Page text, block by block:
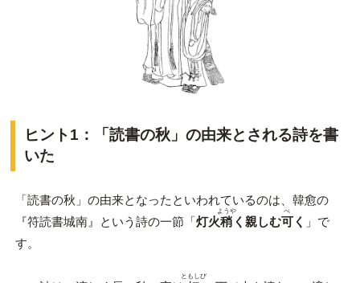
ヒント1：「読書の秋」の由来とされる詩を書
いた
「読書の秋」の由来となったといわれているのは、韓愈の
『符読書城南』という詩の一節「灯火稍
ようや
く親しむ可
べ
く 」で
す。
ともしび